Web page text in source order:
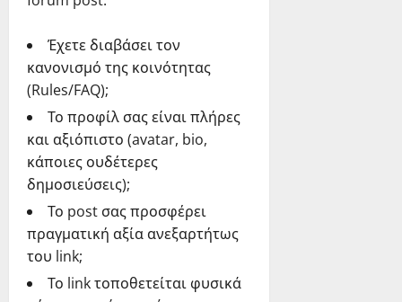
Έχετε διαβάσει τον
κανονισμό της κοινότητας
(Rules/FAQ);
Το προφίλ σας είναι πλήρες
και αξιόπιστο (avatar, bio,
κάποιες ουδέτερες
δημοσιεύσεις);
Το post σας προσφέρει
πραγματική αξία ανεξαρτήτως
του link;
Το link τοποθετείται φυσικά